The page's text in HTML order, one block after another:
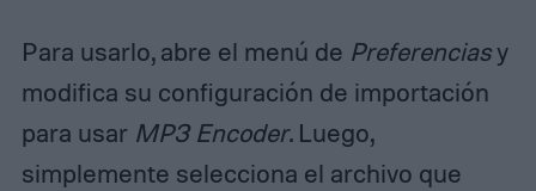
Para usarlo, abre el menú de Preferenciasy
modifica su configuración de importación
para usar MP3 Encoder. Luego,
simplemente selecciona el archivo que